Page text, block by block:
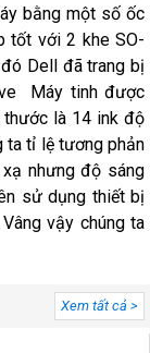
bằng một số ốc
tốt với 2 khe SO-
Dell đã trang bị
Máy tinh được
thước là 14 ink độ
ta tỉ lệ tương phản
nhưng độ sáng
sử dụng thiết bị
vậy chúng ta
Xem tất cả >